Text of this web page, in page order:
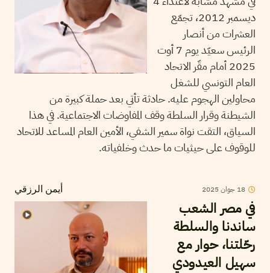
ديسمبر 2012، تجمّع
العشرات من أنصار
الرئيس سعيّد يوم 7 أوت
2025 أمام مقّر الاتحاد
العام التونسي للشغل
محاولين الهجوم عليه. حادثة تأتي بعد حملة كبيرة من
الشيطنة وقرار السلطة وقف المفاوضات الاجتماعية. في هذا
السياق، التقت نواة سمير الشفي، الأمين العام المساعد للاتحاد
للوقوف على حيثيات ما حدث وخلفياته.
أيمن الرزقي 18 جوان 2025
في مصر الشعب
ساندنا والسلطة
رحّلتنا، حوار مع
سهيل العيدودي